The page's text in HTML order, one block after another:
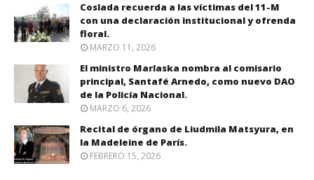
Coslada recuerda a las víctimas del 11-M
con una declaración institucional y ofrenda
floral.
MARZO 11, 2026
El ministro Marlaska nombra al comisario
principal, Santafé Arnedo, como nuevo DAO
de la Policía Nacional.
MARZO 6, 2026
Recital de órgano de Liudmila Matsyura, en
la Madeleine de París.
FEBRERO 15, 2026